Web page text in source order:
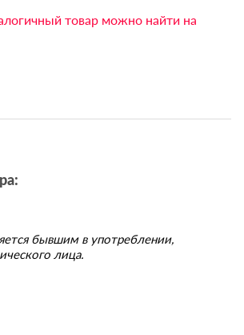
товар можно найти на
бывшим в употреблении,
лица.